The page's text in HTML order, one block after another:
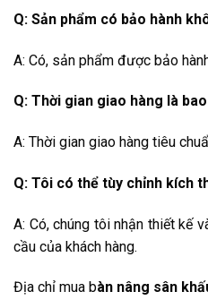
Q: Sản phẩm có bảo hành
A: Có, sản phẩm được bảo
Q: Thời gian giao hàng là
A: Thời gian giao hàng tiêu
Q: Tôi có thể tùy chỉnh kích
A: Có, chúng tôi nhận thiết kế
cầu của khách hàng.
Địa chỉ mua bàn nâng sân